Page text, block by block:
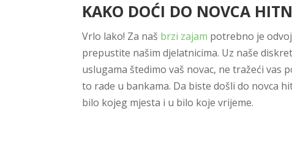
KAKO DOĆI DO NOVCA
Vrlo lako! Za naš brzi zajam potrebno je
prepustite našim djelatnicima. Uz naše
uslugama štedimo vaš novac, ne tražeći
to rade u bankama. Da biste došli do novca
bilo kojeg mjesta i u bilo koje vrijeme.